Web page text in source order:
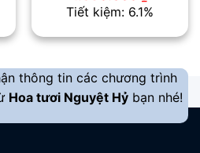
₫.
gốc
là:
hiện
tại
Tiết kiệm: 6.1%
thông tin các chương trình
Hoa tươi Nguyệt Hỷ bạn nhé!